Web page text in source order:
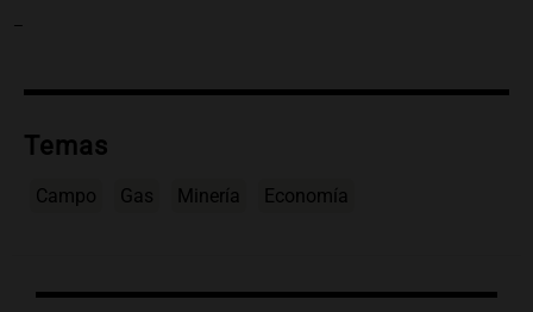
-
Temas
Campo Gas Minería Economía